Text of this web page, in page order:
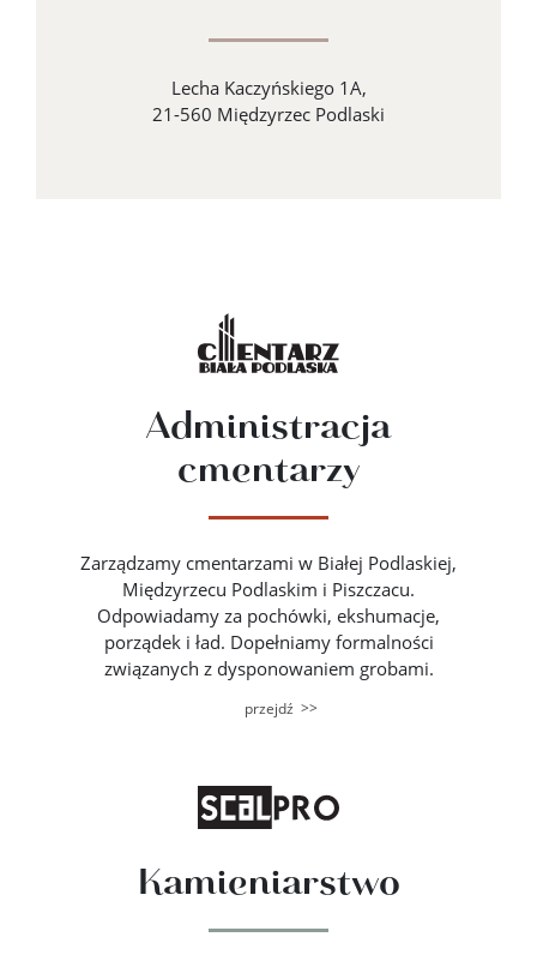
Lecha Kaczyńskiego 1A,
21-560 Międzyrzec Podlaski
Administracja
cmentarzy
Zarządzamy cmentarzami w Białej Podlaskiej,
Międzyrzecu Podlaskim i Piszczacu.
Odpowiadamy za pochówki, ekshumacje,
porządek i ład. Dopełniamy formalności
związanych z dysponowaniem grobami.
przejdź >>
Kamieniarstwo